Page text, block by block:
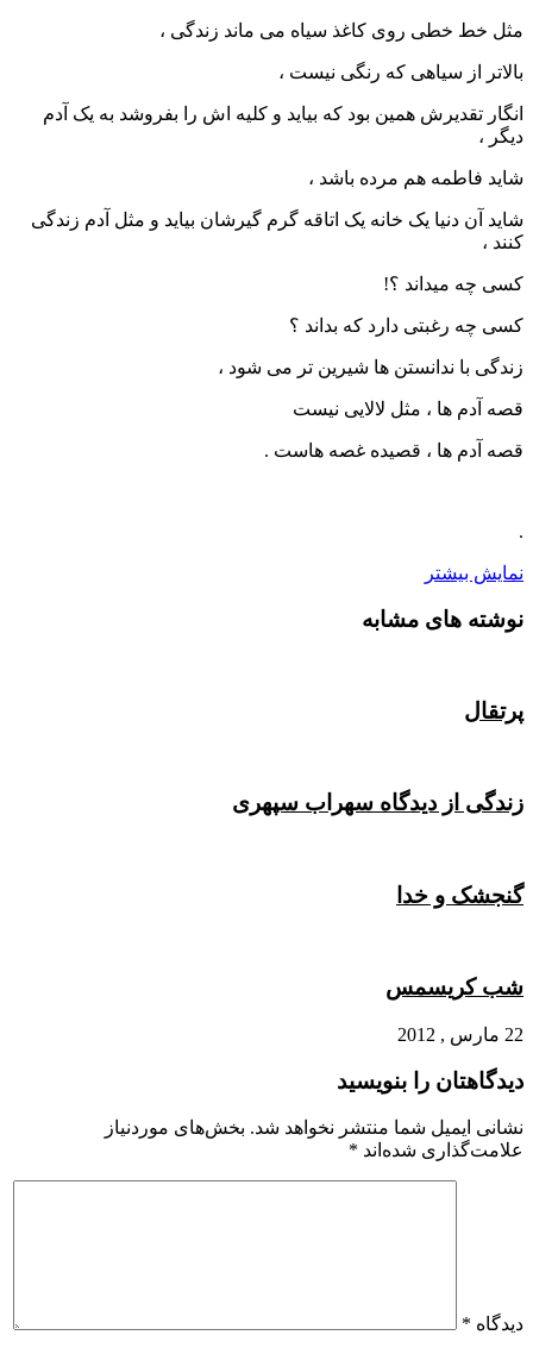
مثل خط خطی روی کاغذ سیاه می ماند زندگی ،
بالاتر از سیاهی که رنگی نیست ،
انگار تقدیرش همین بود که بیاید و کلیه اش را بفروشد به یک آدم
دیگر ،
شاید فاطمه هم مرده باشد ،
شاید آن دنیا یک خانه یک اتاقه گرم گیرشان بیاید و مثل آدم زندگی
کنند ،
کسی چه میداند ؟!
کسی چه رغبتی دارد که بداند ؟
زندگی با ندانستن ها شیرین تر می شود ،
قصه آدم ها ، مثل لالایی نیست
قصه آدم ها ، قصیده غصه هاست .
.
نمایش بیشتر
نوشته های مشابه
پرتقال
زندگی از دیدگاه سهراب سپهری
گنجشک و خدا
شب کریسمس
22 مارس , 2012
دیدگاهتان را بنویسید
نشانی ایمیل شما منتشر نخواهد شد. بخش‌های موردنیاز
علامت‌گذاری شده‌اند *
دیدگاه *